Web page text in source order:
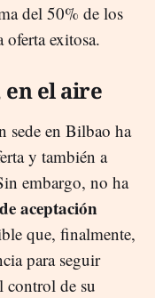
del 50% de los
oferta exitosa.
el aire
sede en Bilbao ha
y también a
embargo, no ha
aceptación
que, finalmente,
para seguir
control de su